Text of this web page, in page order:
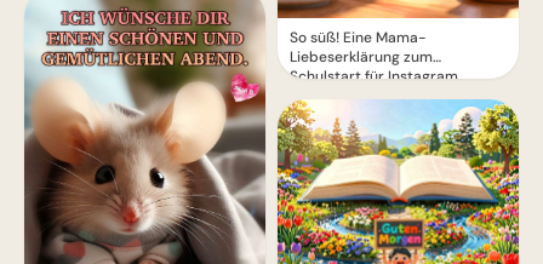
So süß! Eine Mama-
Liebeserklärung zum
Schulstart für Instagram